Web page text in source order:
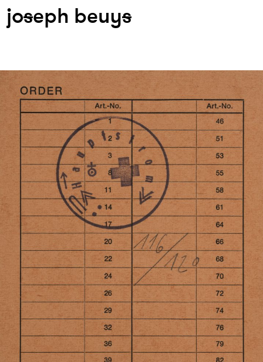
joseph beuys